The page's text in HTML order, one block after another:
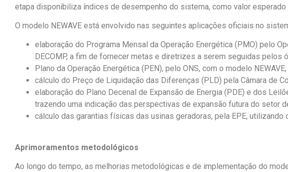
etapa disponibiliza índices de desempenho do sistema, como valor esperado
O modelo NEWAVE está envolvido nas seguintes aplicações oficiais no
elaboração do Programa Mensal da Operação Energética (PMO) pelo
DECOMP, a fim de fornecer metas e diretrizes a serem seguidas
Plano da Operação Energética (PEN), pelo ONS, com o modelo NEWAVE;
cálculo do Preço de Liquidação das Diferenças (PLD) pela Câmara de
elaboração do Plano Decenal de Expansão de Energia (PDE) e dos
trazendo uma indicação das perspectivas de expansão futura do setor
cálculo das garantias físicas das usinas geradoras, pela EPE, utilizando
Aprimoramentos metodológicos
Ao longo do tempo, as melhorias metodológicas e de implementação do